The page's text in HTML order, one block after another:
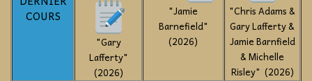
COURS
"Gary
Lafferty"
(2026)
"Jamie
Barnefield"
(2026)
"Chris Adams &
Gary Lafferty &
Jamie Barnfield
& Michelle
Risley" (2026)